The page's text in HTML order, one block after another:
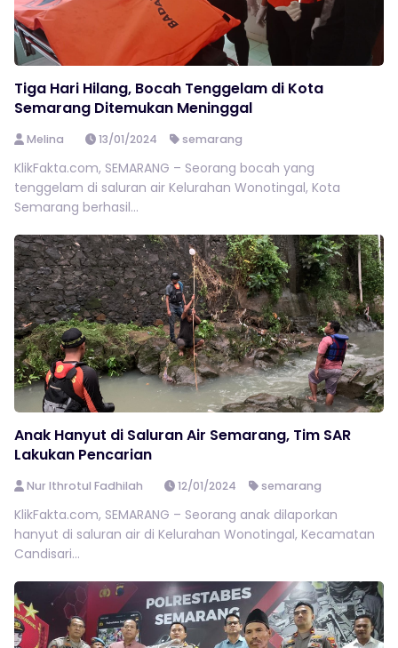
Tiga Hari Hilang, Bocah Tenggelam di Kota
Semarang Ditemukan Meninggal
Melina 13/01/2024 semarang
KlikFakta.com, SEMARANG – Seorang bocah yang
tenggelam di saluran air Kelurahan Wonotingal, Kota
Semarang berhasil...
Anak Hanyut di Saluran Air Semarang, Tim SAR
Lakukan Pencarian
Nur Ithrotul Fadhilah 12/01/2024 semarang
KlikFakta.com, SEMARANG – Seorang anak dilaporkan
hanyut di saluran air di Kelurahan Wonotingal, Kecamatan
Candisari...